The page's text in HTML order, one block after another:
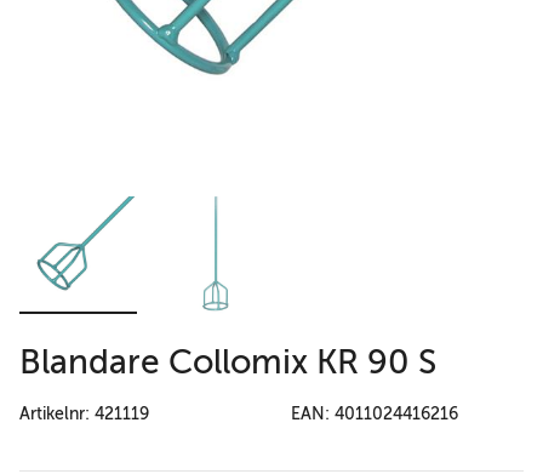
Blandare Collomix KR 90 S
Artikelnr: 421119 EAN: 4011024416216